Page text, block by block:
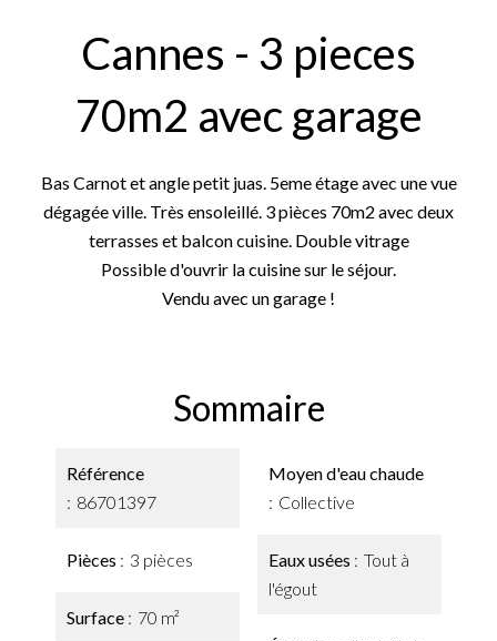
Cannes - 3 pieces
70m2 avec garage
Bas Carnot et angle petit juas. 5eme étage avec une vue
dégagée ville. Très ensoleillé. 3 pièces 70m2 avec deux
terrasses et balcon cuisine. Double vitrage
Possible d'ouvrir la cuisine sur le séjour.
Vendu avec un garage !
Sommaire
Référence
86701397
Pièces 3 pièces
Surface 70 m²
Moyen d'eau chaude
Collective
Eaux usées
Tout à
l'égout